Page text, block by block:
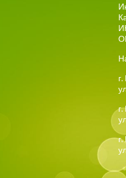
г.
г.
г.